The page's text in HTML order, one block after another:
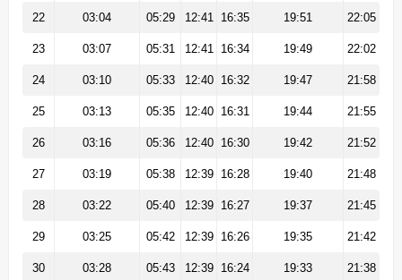
22 03:04 05:29 12:41 16:35 19:51 22:05
23 03:07 05:31 12:41 16:34 19:49 22:02
24 03:10 05:33 12:40 16:32 19:47 21:58
25 03:13 05:35 12:40 16:31 19:44 21:55
26 03:16 05:36 12:40 16:30 19:42 21:52
27 03:19 05:38 12:39 16:28 19:40 21:48
28 03:22 05:40 12:39 16:27 19:37 21:45
29 03:25 05:42 12:39 16:26 19:35 21:42
30 03:28 05:43 12:39 16:24 19:33 21:38